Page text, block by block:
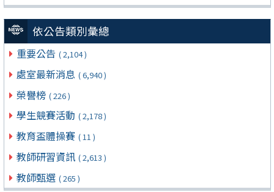
依公告類別彙總
重要公告 ( 2,104 )
處室最新消息 ( 6,940 )
榮譽榜 ( 226 )
學生競賽活動 ( 2,178 )
教育盃體操賽 ( 11 )
教師研習資訊 ( 2,613 )
教師甄選 ( 265 )